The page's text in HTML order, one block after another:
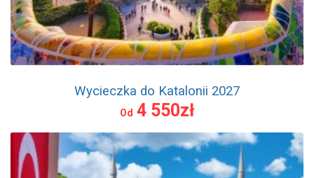
Wycieczka do Katalonii 2027
Od 4 550zł